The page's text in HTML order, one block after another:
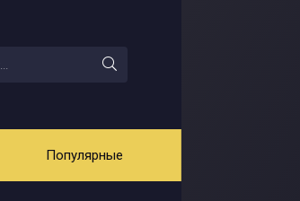
Популярные